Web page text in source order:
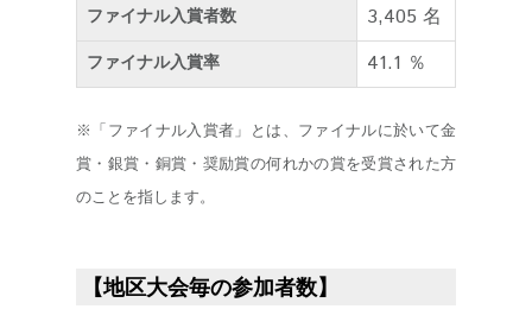
ファイナル入賞者数 3,405 名
ファイナル入賞率 41.1 ％
※「ファイナル入賞者」とは、ファイナルに於いて金
賞・銀賞・銅賞・奨励賞の何れかの賞を受賞された方
のことを指します。
【地区大会毎の参加者数】